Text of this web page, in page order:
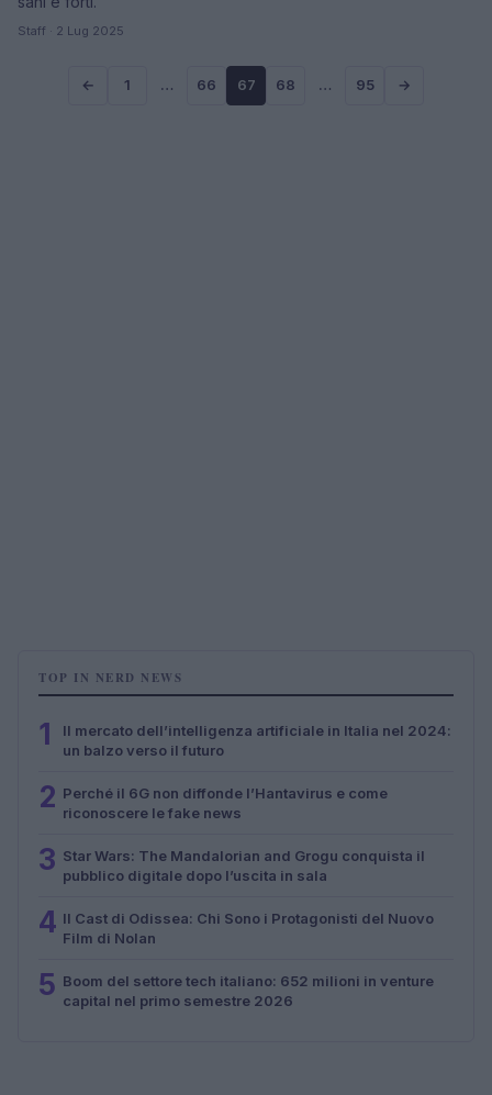
Staff · 2 Lug 2025
← 1 … 66 67 68 … 95 →
TOP IN NERD NEWS
1
Il mercato dell’intelligenza artificiale in Italia nel 2024:
un balzo verso il futuro
2 Perché il 6G non diffonde l’Hantavirus e come
riconoscere le fake news
3 Star Wars: The Mandalorian and Grogu conquista il
pubblico digitale dopo l’uscita in sala
4 Il Cast di Odissea: Chi Sono i Protagonisti del Nuovo
Film di Nolan
5 Boom del settore tech italiano: 652 milioni in venture
capital nel primo semestre 2026